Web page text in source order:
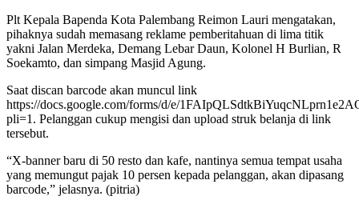
Plt Kepala Bapenda Kota Palembang Reimon Lauri mengatakan,
pihaknya sudah memasang reklame pemberitahuan di lima titik
yakni Jalan Merdeka, Demang Lebar Daun, Kolonel H Burlian, R
Soekamto, dan simpang Masjid Agung.
Saat discan barcode akan muncul link
https://docs.google.com/forms/d/e/
pli=1. Pelanggan cukup mengisi dan upload struk belanja di link
tersebut.
“X-banner baru di 50 resto dan kafe, nantinya semua tempat usaha
yang memungut pajak 10 persen kepada pelanggan, akan dipasang
barcode,” jelasnya. (pitria)